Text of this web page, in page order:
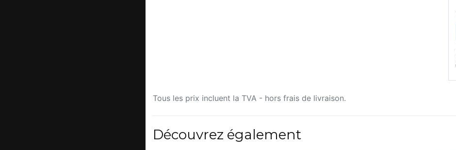
Tous les prix incluent la TVA - hors frais de livraison.
Découvrez également